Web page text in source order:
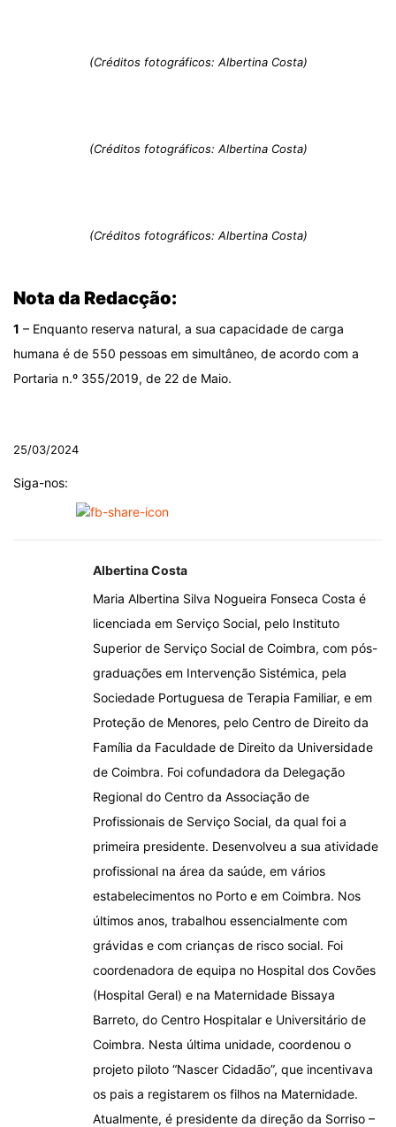
(Créditos fotográficos: Albertina Costa)
(Créditos fotográficos: Albertina Costa)
(Créditos fotográficos: Albertina Costa)
Nota da Redacção:
1 – Enquanto reserva natural, a sua capacidade de carga
humana é de 550 pessoas em simultâneo, de acordo com a
Portaria n.º 355/2019, de 22 de Maio.
25/03/2024
Siga-nos:
Albertina Costa
Maria Albertina Silva Nogueira Fonseca Costa é
licenciada em Serviço Social, pelo Instituto
Superior de Serviço Social de Coimbra, com pós-
graduações em Intervenção Sistémica, pela
Sociedade Portuguesa de Terapia Familiar, e em
Proteção de Menores, pelo Centro de Direito da
Família da Faculdade de Direito da Universidade
de Coimbra. Foi cofundadora da Delegação
Regional do Centro da Associação de
Profissionais de Serviço Social, da qual foi a
primeira presidente. Desenvolveu a sua atividade
profissional na área da saúde, em vários
estabelecimentos no Porto e em Coimbra. Nos
últimos anos, trabalhou essencialmente com
grávidas e com crianças de risco social. Foi
coordenadora de equipa no Hospital dos Covões
(Hospital Geral) e na Maternidade Bissaya
Barreto, do Centro Hospitalar e Universitário de
Coimbra. Nesta última unidade, coordenou o
projeto piloto “Nascer Cidadão”, que incentivava
os pais a registarem os filhos na Maternidade.
Atualmente, é presidente da direção da Sorriso –